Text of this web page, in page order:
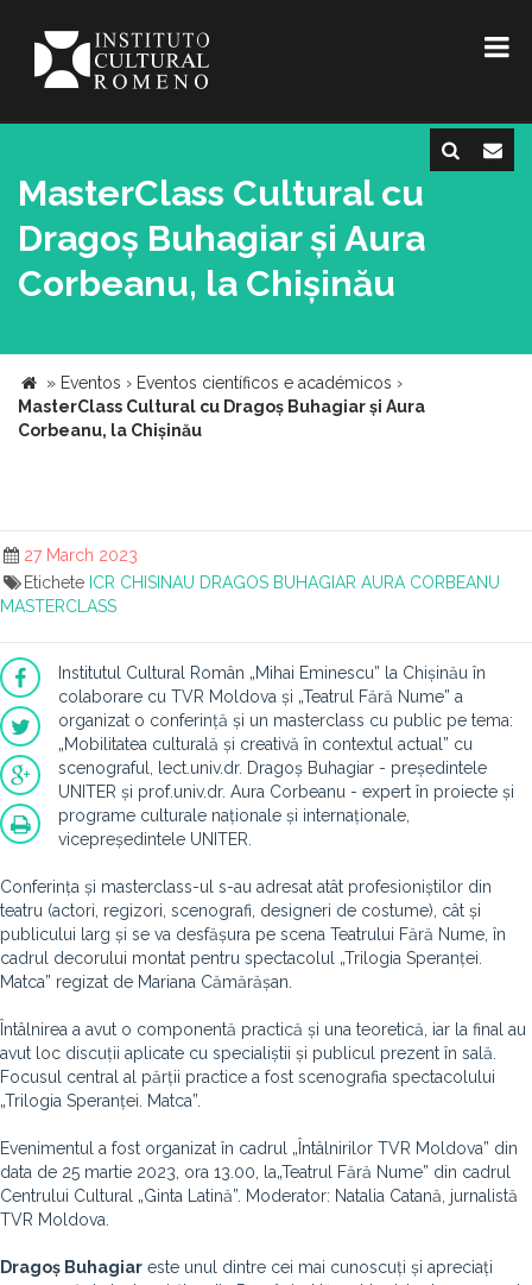
MasterClass Cultural cu
Dragoș Buhagiar și Aura
Corbeanu, la Chișinău
» Eventos › Eventos científicos e académicos ›
MasterClass Cultural cu Dragoș Buhagiar și Aura
Corbeanu, la Chișinău
27 March 2023
Etichete ICR CHISINAU DRAGOS BUHAGIAR AURA CORBEANU
MASTERCLASS
Institutul Cultural Român „Mihai Eminescu” la Chișinău în
colaborare cu TVR Moldova și „Teatrul Fără Nume” a
organizat o conferință și un masterclass cu public pe tema:
„Mobilitatea culturală și creativă în contextul actual” cu
scenograful, lect.univ.dr. Dragoș Buhagiar - președintele
UNITER și prof.univ.dr. Aura Corbeanu - expert în proiecte și
programe culturale naționale și internaționale,
vicepreședintele UNITER.
Conferința și masterclass-ul s-au adresat atât profesioniștilor din
teatru (actori, regizori, scenografi, designeri de costume), cât și
publicului larg și se va desfășura pe scena Teatrului Fără Nume, în
cadrul decorului montat pentru spectacolul „Trilogia Speranței.
Matca” regizat de Mariana Cămărășan.
Întâlnirea a avut o componentă practică și una teoretică, iar la final au
avut loc discuții aplicate cu specialiștii și publicul prezent în sală.
Focusul central al părții practice a fost scenografia spectacolului
„Trilogia Speranței. Matca”.
Evenimentul a fost organizat în cadrul „Întâlnirilor TVR Moldova” din
data de 25 martie 2023, ora 13.00, la„Teatrul Fără Nume” din cadrul
Centrului Cultural „Ginta Latină”. Moderator: Natalia Catană, jurnalistă
TVR Moldova.
Dragoș Buhagiar este unul dintre cei mai cunoscuți și apreciați